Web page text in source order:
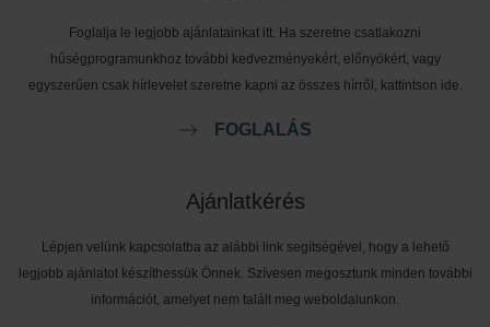
Foglalja le legjobb ajánlatainkat itt. Ha szeretne csatlakozni
hűségprogramunkhoz további kedvezményekért, előnyökért, vagy
egyszerűen csak hírlevelet szeretne kapni az összes hírről, kattintson ide.
FOGLALÁS
Ajánlatkérés
Lépjen velünk kapcsolatba az alábbi link segítségével, hogy a lehető
legjobb ajánlatot készíthessük Önnek. Szívesen megosztunk minden további
információt, amelyet nem talált meg weboldalunkon.